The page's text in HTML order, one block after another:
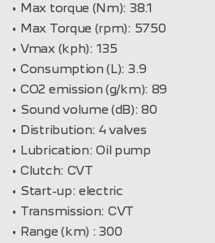
Max torque (Nm): 38.1
Max Torque (rpm): 5750
Vmax (kph): 135
Consumption (L): 3.9
CO2 emission (g/km): 89
Sound volume (dB): 80
Distribution: 4 valves
Lubrication: Oil pump
Clutch: CVT
Start-up: electric
Transmission: CVT
Range (km) : 300